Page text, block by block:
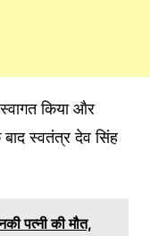
किया और
बाद स्वतंत्र देव सिंह
पत्नी की मौत,